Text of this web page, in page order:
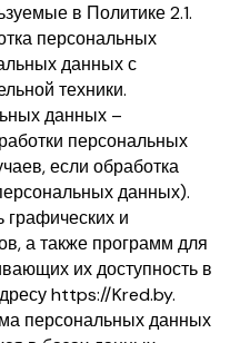
в Политике 2.1.
персональных
данных с
техники.
данных –
персональных
если обработка
данных).
графических и
а также программ для
их доступность в
https://Kred.by.
персональных данных